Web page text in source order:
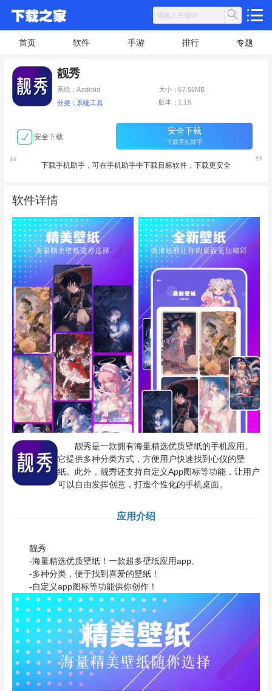
首页 软件 手游 排行 专题
靓秀
系统：Android 大小：67.56MB
分类：系统工具 版本：1.15
安全下载
安全下载
下载手机助手
下载手机助手，可在手机助手中下载目标软件，下载更安全
软件详情
靓秀是一款拥有海量精选优质壁纸的手机应用。
它提供多种分类方式，方便用户快速找到心仪的壁
纸。此外，靓秀还支持自定义App图标等功能，让用户
可以自由发挥创意，打造个性化的手机桌面。
应用介绍
靓秀
-海量精选优质壁纸！一款超多壁纸应用app。
-多种分类，便于找到喜爱的壁纸！
-自定义app图标等功能供你创作！